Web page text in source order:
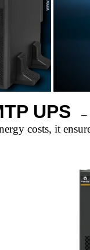
UPS–
costs, it